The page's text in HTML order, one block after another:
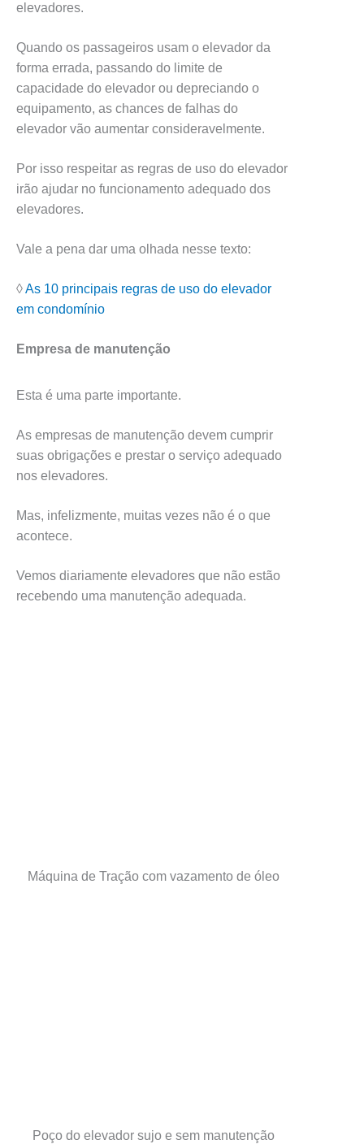
elevadores.
Quando os passageiros usam o elevador da
forma errada, passando do limite de
capacidade do elevador ou depreciando o
equipamento, as chances de falhas do
elevador vão aumentar consideravelmente.
Por isso respeitar as regras de uso do elevador
irão ajudar no funcionamento adequado dos
elevadores.
Vale a pena dar uma olhada nesse texto:
◊As 10 principais regras de uso do elevador
em condomínio
Empresa de manutenção
Esta é uma parte importante.
As empresas de manutenção devem cumprir
suas obrigações e prestar o serviço adequado
nos elevadores.
Mas, infelizmente, muitas vezes não é o que
acontece.
Vemos diariamente elevadores que não estão
recebendo uma manutenção adequada.
Máquina de Tração com vazamento de óleo
Poço do elevador sujo e sem manutenção